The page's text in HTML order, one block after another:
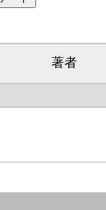
著者